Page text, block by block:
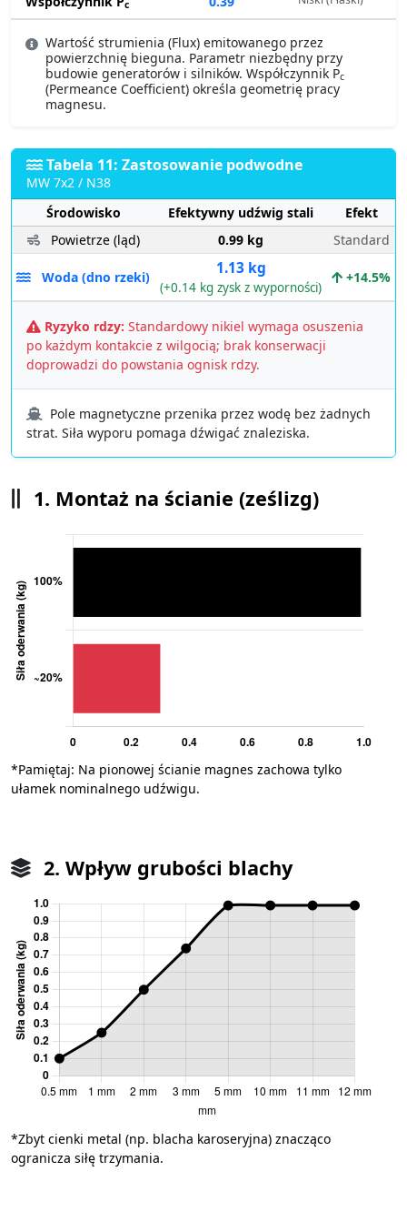
c
Wartość strumienia (Flux) emitowanego przez
powierzchnię bieguna. Parametr niezbędny przy
budowie generatorów i silników. Współczynnik Pc
(Permeance Coefficient) określa geometrię pracy
magnesu.
Tabela 11: Zastosowanie podwodne
MW 7x2 / N38
Środowisko
Efektywny udźwig stali
Efekt
Powietrze (ląd)
0.99 kg Standard
Woda (dno rzeki) 1.13 kg
(+0.14 kg zysk z wyporności)
+14.5%
Ryzyko rdzy: Standardowy nikiel wymaga osuszenia
po każdym kontakcie z wilgocią; brak konserwacji
doprowadzi do powstania ognisk rdzy.
Pole magnetyczne przenika przez wodę bez żadnych
strat. Siła wyporu pomaga dźwigać znaleziska.
1. Montaż na ścianie (ześlizg)
*Pamiętaj: Na pionowej ścianie magnes zachowa tylko
ułamek nominalnego udźwigu.
2. Wpływ grubości blachy
*Zbyt cienki metal (np. blacha karoseryjna) znacząco
ogranicza siłę trzymania.